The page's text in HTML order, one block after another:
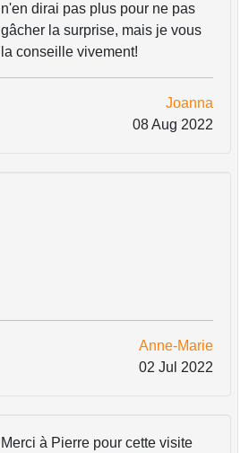
n'en dirai pas plus pour ne pas
gâcher la surprise, mais je vous
la conseille vivement!
Joanna
08 Aug 2022
Anne-Marie
02 Jul 2022
Merci à Pierre pour cette visite